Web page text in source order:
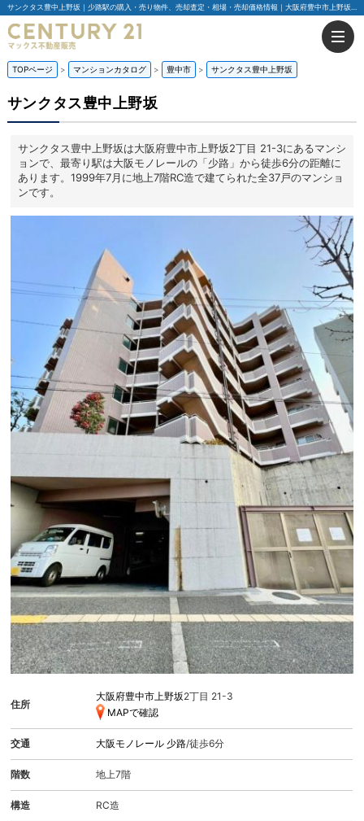
TOPページ マンションカタログ 豊中市 サンクタス豊中上野坂
サンクタス豊中上野坂
サンクタス豊中上野坂は大阪府豊中市上野坂2丁目 21-3にあるマンシ
ョンで、最寄り駅は大阪モノレールの「少路」から徒歩6分の距離に
あります。1999年7月に地上7階RC造で建てられた全37戸のマンショ
ンです。
住所
大阪府豊中市上野坂2丁目 21-3
MAPで確認
交通 大阪モノレール 少路/徒歩6分
階数 地上7階
構造 RC造